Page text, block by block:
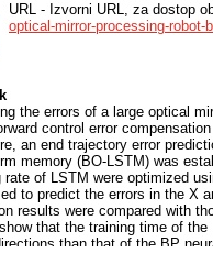
URL - Izvorni URL, za dostop
optical-mirror-processing-robot-
the errors of a large optical
control error
an end trajectory error
memory (BO-LSTM) was
rate of LSTM were optimized
to predict the errors in the X
results were compared with
that the training time of
than that of the BP